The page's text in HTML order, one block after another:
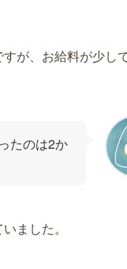
が、お給料が少し
たのは2か
ました。